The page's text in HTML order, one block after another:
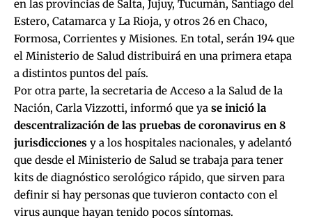
en las provincias de Salta, Jujuy, Tucumán, Santiago del
Estero, Catamarca y La Rioja, y otros 26 en Chaco,
Formosa, Corrientes y Misiones. En total, serán 194 que
el Ministerio de Salud distribuirá en una primera etapa
a distintos puntos del país.
Por otra parte, la secretaria de Acceso a la Salud de la
Nación, Carla Vizzotti, informó que ya se inició la
descentralización de las pruebas de coronavirus en 8
jurisdicciones y a los hospitales nacionales, y adelantó
que desde el Ministerio de Salud se trabaja para tener
kits de diagnóstico serológico rápido, que sirven para
definir si hay personas que tuvieron contacto con el
virus aunque hayan tenido pocos síntomas.